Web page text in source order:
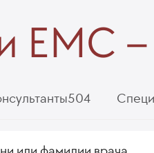
EMC
504